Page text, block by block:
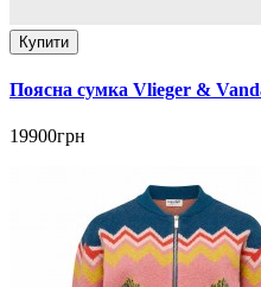
Купити
Поясна сумка Vlieger &
19900грн